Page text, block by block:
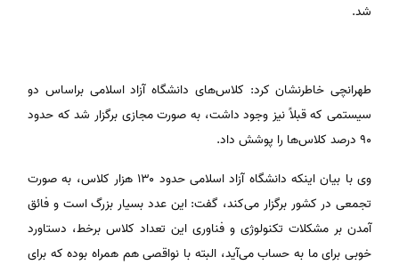
شد.
طهرانچی خاطرنشان کرد: کلاس‌های دانشگاه آزاد اسلامی براساس دو
سیستمی که قبلاً نیز وجود داشت، به صورت مجازی برگزار شد که حدود
۹۰ درصد کلاس‌ها را پوشش داد.
وی با بیان اینکه دانشگاه آزاد اسلامی حدود ۱۳۰ هزار کلاس، به صورت
تجمعی در کشور برگزار می‌کند، گفت: این عدد بسیار بزرگ است و فائق
آمدن بر مشکلات تکنولوژی و فناوری این تعداد کلاس برخط، دستاورد
خوبی برای ما به حساب می‌آید، البته با نواقصی هم همراه بوده که برای